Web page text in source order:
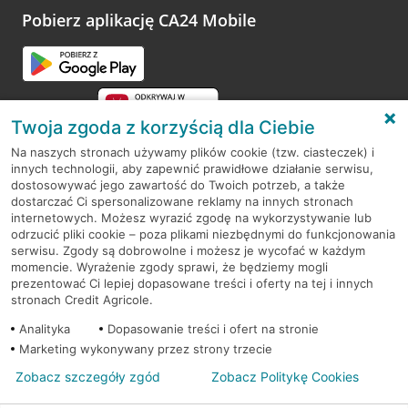
opinie.
Pobierz aplikację CA24 Mobile
RODO
Regulamin serwisu
Mapa serwisu
PolitykaCookies
© 2026 Credit Agricole Bank Polska S.A. Wszelkie prawa zastrzeżone
Twoja zgoda z korzyścią dla Ciebie
Na naszych stronach używamy plików cookie (tzw. ciasteczek) i
innych technologii, aby zapewnić prawidłowe działanie serwisu,
dostosowywać jego zawartość do Twoich potrzeb, a także
dostarczać Ci spersonalizowane reklamy na innych stronach
internetowych. Możesz wyrazić zgodę na wykorzystywanie lub
odrzucić pliki cookie – poza plikami niezbędnymi do funkcjonowania
serwisu. Zgody są dobrowolne i możesz je wycofać w każdym
momencie. Wyrażenie zgody sprawi, że będziemy mogli
prezentować Ci lepiej dopasowane treści i oferty na tej i innych
stronach Credit Agricole.
Analityka
Dopasowanie treści i ofert na stronie
Marketing wykonywany przez strony trzecie
Zobacz szczegóły zgód Zobacz Politykę Cookies